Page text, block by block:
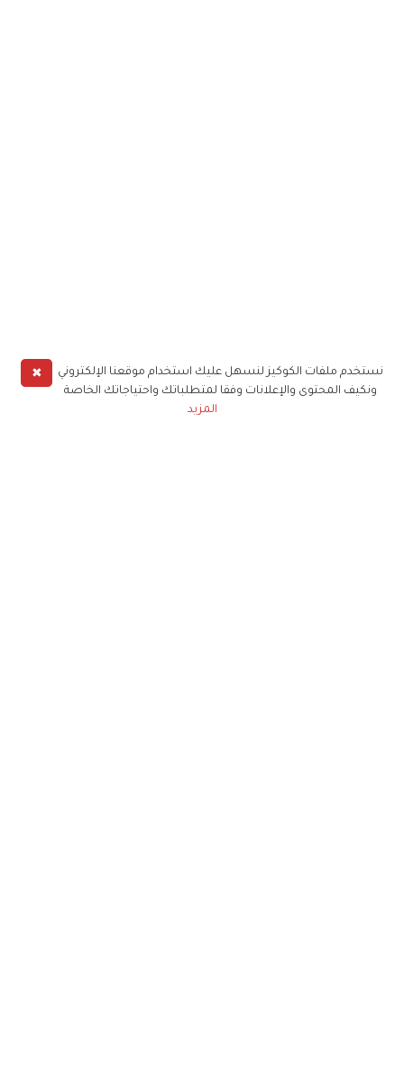
✖
نستخدم ملفات الكوكيز لنسهل عليك استخدام موقعنا الإلكتروني
ونكيف المحتوى والإعلانات وفقا لمتطلباتك واحتياجاتك الخاصة
المزيد